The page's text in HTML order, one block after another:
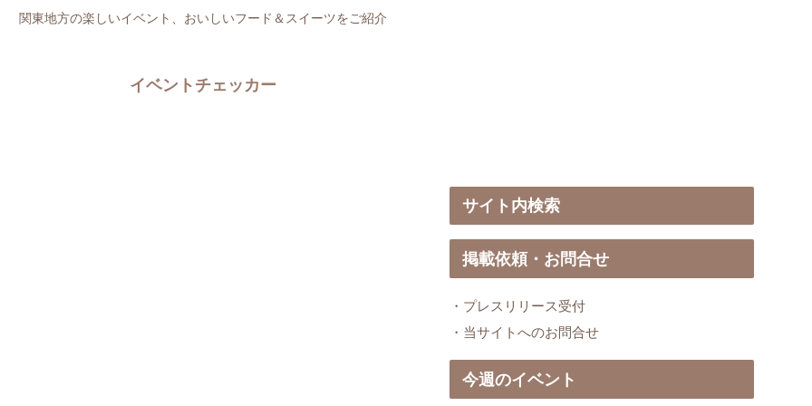
関東地方の楽しいイベント、おいしいフード＆スイーツをご紹介
イベントチェッカー
サイト内検索
掲載依頼・お問合せ
・プレスリリース受付
・当サイトへのお問合せ
今週のイベント